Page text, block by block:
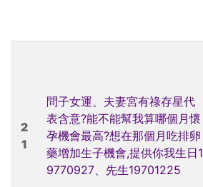
2
1
問子女運、夫妻宮有祿存星代
表含意?能不能幫我算哪個月懷
孕機會最高?想在那個月吃排卵
藥增加生子機會,提供你我生日1
9770927、先生19701225